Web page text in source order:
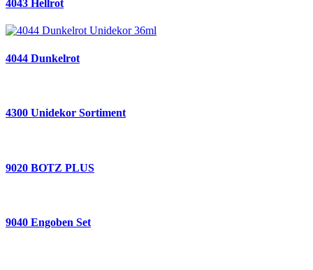
4043 Hellrot
4044 Dunkelrot
4300 Unidekor Sortiment
9020 BOTZ PLUS
9040 Engoben Set